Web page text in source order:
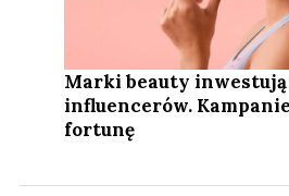
Marki beauty
influencerów.
fortunę